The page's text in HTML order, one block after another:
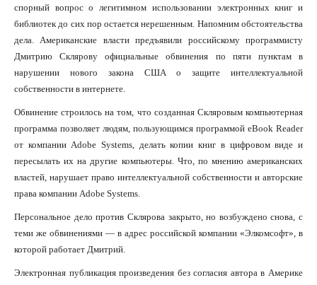
спорный вопрос о легитимном использовании электронных книг и
библиотек до сих пор остается нерешенным. Напомним обстоятельства
дела. Американские власти предъявили российскому программисту
Дмитрию Склярову официальные обвинения по пяти пунктам в
нарушении нового закона США о защите интеллектуальной
собственности в интернете.
Обвинение строилось на том, что созданная Скляровым компьютерная
программа позволяет людям, пользующимся программой eBook Reader
от компании Adobe Systems, делать копии книг в цифровом виде и
пересылать их на другие компьютеры. Что, по мнению американских
властей, нарушает право интеллектуальной собственности и авторские
права компании Adobe Systems.
Персональное дело против Склярова закрыто, но возбуждено снова, с
теми же обвинениями — в адрес российской компании «Элкомсофт», в
которой работает Дмитрий.
Электронная публикация произведения без согласия автора в Америке